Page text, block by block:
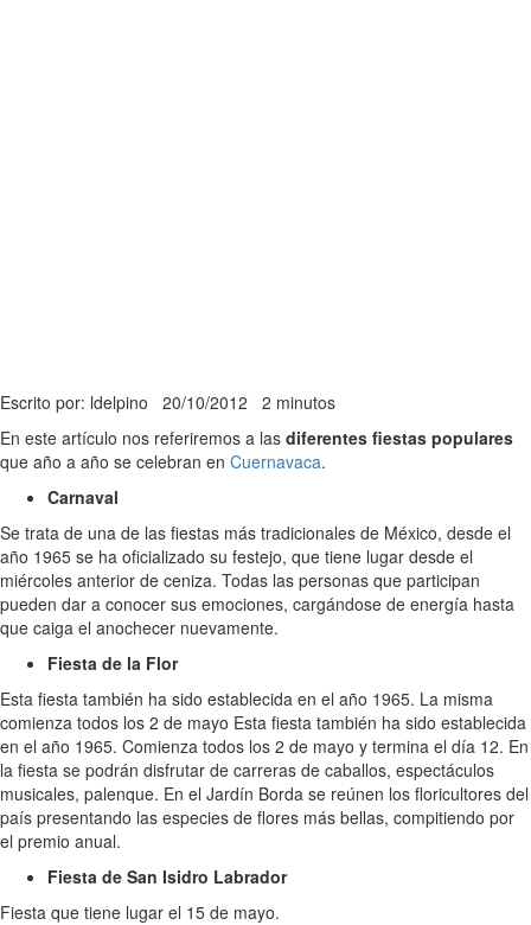
Escrito por: ldelpino 20/10/2012 2 minutos
En este artículo nos referiremos a las diferentes fiestas populares
que año a año se celebran en Cuernavaca.
Carnaval
Se trata de una de las fiestas más tradicionales de México, desde el
año 1965 se ha oficializado su festejo, que tiene lugar desde el
miércoles anterior de ceniza. Todas las personas que participan
pueden dar a conocer sus emociones, cargándose de energía hasta
que caiga el anochecer nuevamente.
Fiesta de la Flor
Esta fiesta también ha sido establecida en el año 1965. La misma
comienza todos los 2 de mayo Esta fiesta también ha sido establecida
en el año 1965. Comienza todos los 2 de mayo y termina el día 12. En
la fiesta se podrán disfrutar de carreras de caballos, espectáculos
musicales, palenque. En el Jardín Borda se reúnen los floricultores del
país presentando las especies de flores más bellas, compitiendo por
el premio anual.
Fiesta de San Isidro Labrador
Fiesta que tiene lugar el 15 de mayo.